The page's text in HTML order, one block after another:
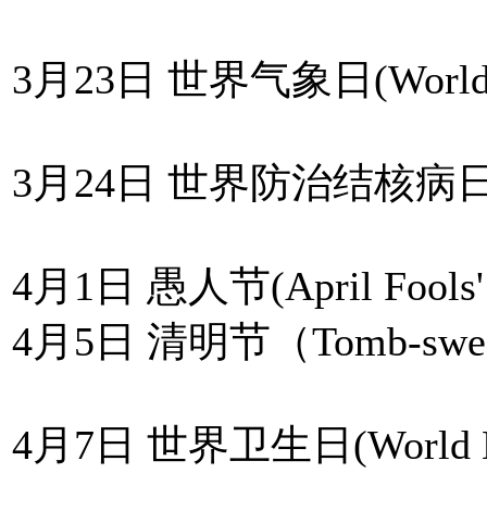
3月23日 世界气象日
3月24日 世界防治结核病
4月1日 愚人节(April
4月5日 清明节（Tomb-
4月7日 世界卫生日(World